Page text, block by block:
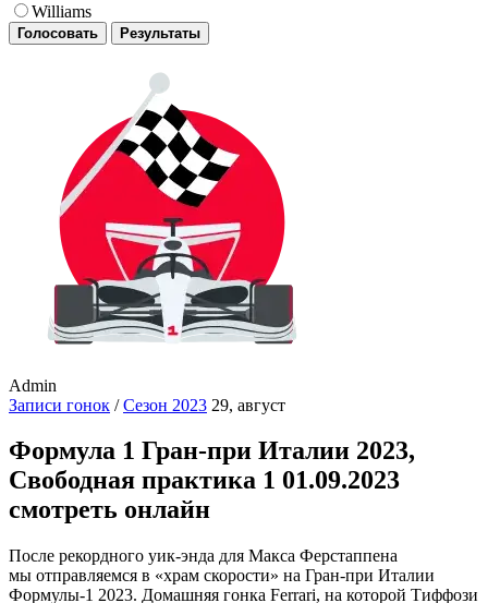
Williams
Голосовать Результаты
Admin
Записи гонок /Сезон 2023 29, август
Формула 1 Гран-при Италии 2023,
Свободная практика 1 01.09.2023
смотреть онлайн
После рекордного уик-энда для Макса Ферстаппена
мы отправляемся в «храм скорости» на Гран-при Италии
Формулы-1 2023. Домашняя гонка Ferrari, на которой Тиффози